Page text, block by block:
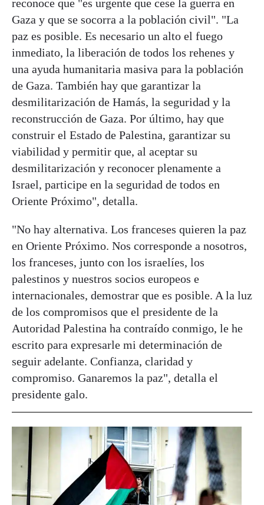
reconoce que "es urgente que cese la guerra en
Gaza y que se socorra a la población civil". "La
paz es posible. Es necesario un alto el fuego
inmediato, la liberación de todos los rehenes y
una ayuda humanitaria masiva para la población
de Gaza. También hay que garantizar la
desmilitarización de Hamás, la seguridad y la
reconstrucción de Gaza. Por último, hay que
construir el Estado de Palestina, garantizar su
viabilidad y permitir que, al aceptar su
desmilitarización y reconocer plenamente a
Israel, participe en la seguridad de todos en
Oriente Próximo", detalla.
"No hay alternativa. Los franceses quieren la paz
en Oriente Próximo. Nos corresponde a nosotros,
los franceses, junto con los israelíes, los
palestinos y nuestros socios europeos e
internacionales, demostrar que es posible. A la luz
de los compromisos que el presidente de la
Autoridad Palestina ha contraído conmigo, le he
escrito para expresarle mi determinación de
seguir adelante. Confianza, claridad y
compromiso. Ganaremos la paz", detalla el
presidente galo.